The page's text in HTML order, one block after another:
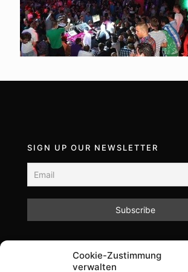
Cookie-Zustimmung
verwalten
SIGN UP OUR NEWSLETTER
unsere Datenschutzrichtlinien.